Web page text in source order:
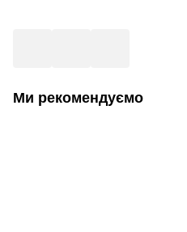
Ми рекомендуємо